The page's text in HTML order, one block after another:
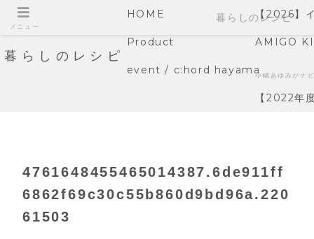
暮らしのレシピ
HOME 【2026】
Product AMIGO
event / c:hord hayama小嶋あゆみがナ
【2022年
4761648455465014387.6de911ff
6862f69c30c55b860d9bd96a.220
61503
メニュー
暮らしのレシピ